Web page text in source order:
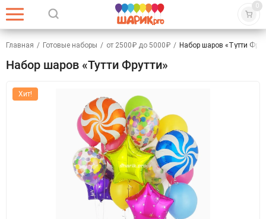
0
Главная / Готовые наборы / от 2500₽ до 5000₽ / Набор шаров «Тутти
Набор шаров «Тутти Фрутти»
Хит!